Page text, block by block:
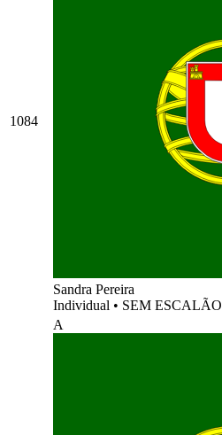
1084
Sandra Pereira
Individual • SEM ESCALÃO
A